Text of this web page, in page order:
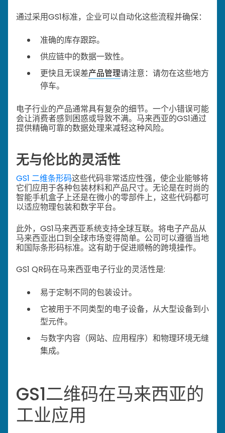
通过采用GS1标准，企业可以自动化这些流程并确保：
准确的库存跟踪。
供应链中的数据一致性。
更快且无误差产品管理请注意：请勿在这些地方
停车。
电子行业的产品通常具有复杂的细节。一个小错误可能
会让消费者感到困惑或导致不满。马来西亚的GS1通过
提供精确可靠的数据处理来减轻这种风险。
无与伦比的灵活性
GS1 二维条形码这些代码非常适应性强，使企业能够将
它们应用于各种包装材料和产品尺寸。无论是在时尚的
智能手机盒子上还是在微小的零部件上，这些代码都可
以适应物理包装和数字平台。
此外，GS1马来西亚系统支持全球互联。将电子产品从
马来西亚出口到全球市场变得简单。公司可以遵循当地
和国际条形码标准。这有助于促进顺畅的跨境操作。
GS1 QR码在马来西亚电子行业的灵活性是:
易于定制不同的包装设计。
它被用于不同类型的电子设备，从大型设备到小
型元件。
与数字内容（网站、应用程序）和物理环境无缝
集成。
GS1二维码在马来西亚的
工业应用